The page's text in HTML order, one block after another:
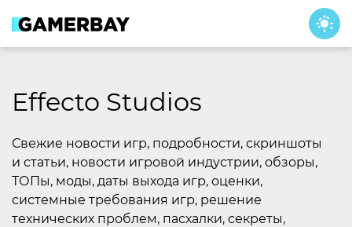
content
Effecto Studios
Свежие новости игр, подробности, скриншоты
и статьи, новости игровой индустрии, обзоры,
ТОПы, моды, даты выхода игр, оценки,
системные требования игр, решение
технических проблем, пасхалки, секреты,